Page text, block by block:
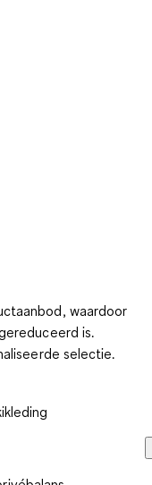
waardoor
is.
selectie.